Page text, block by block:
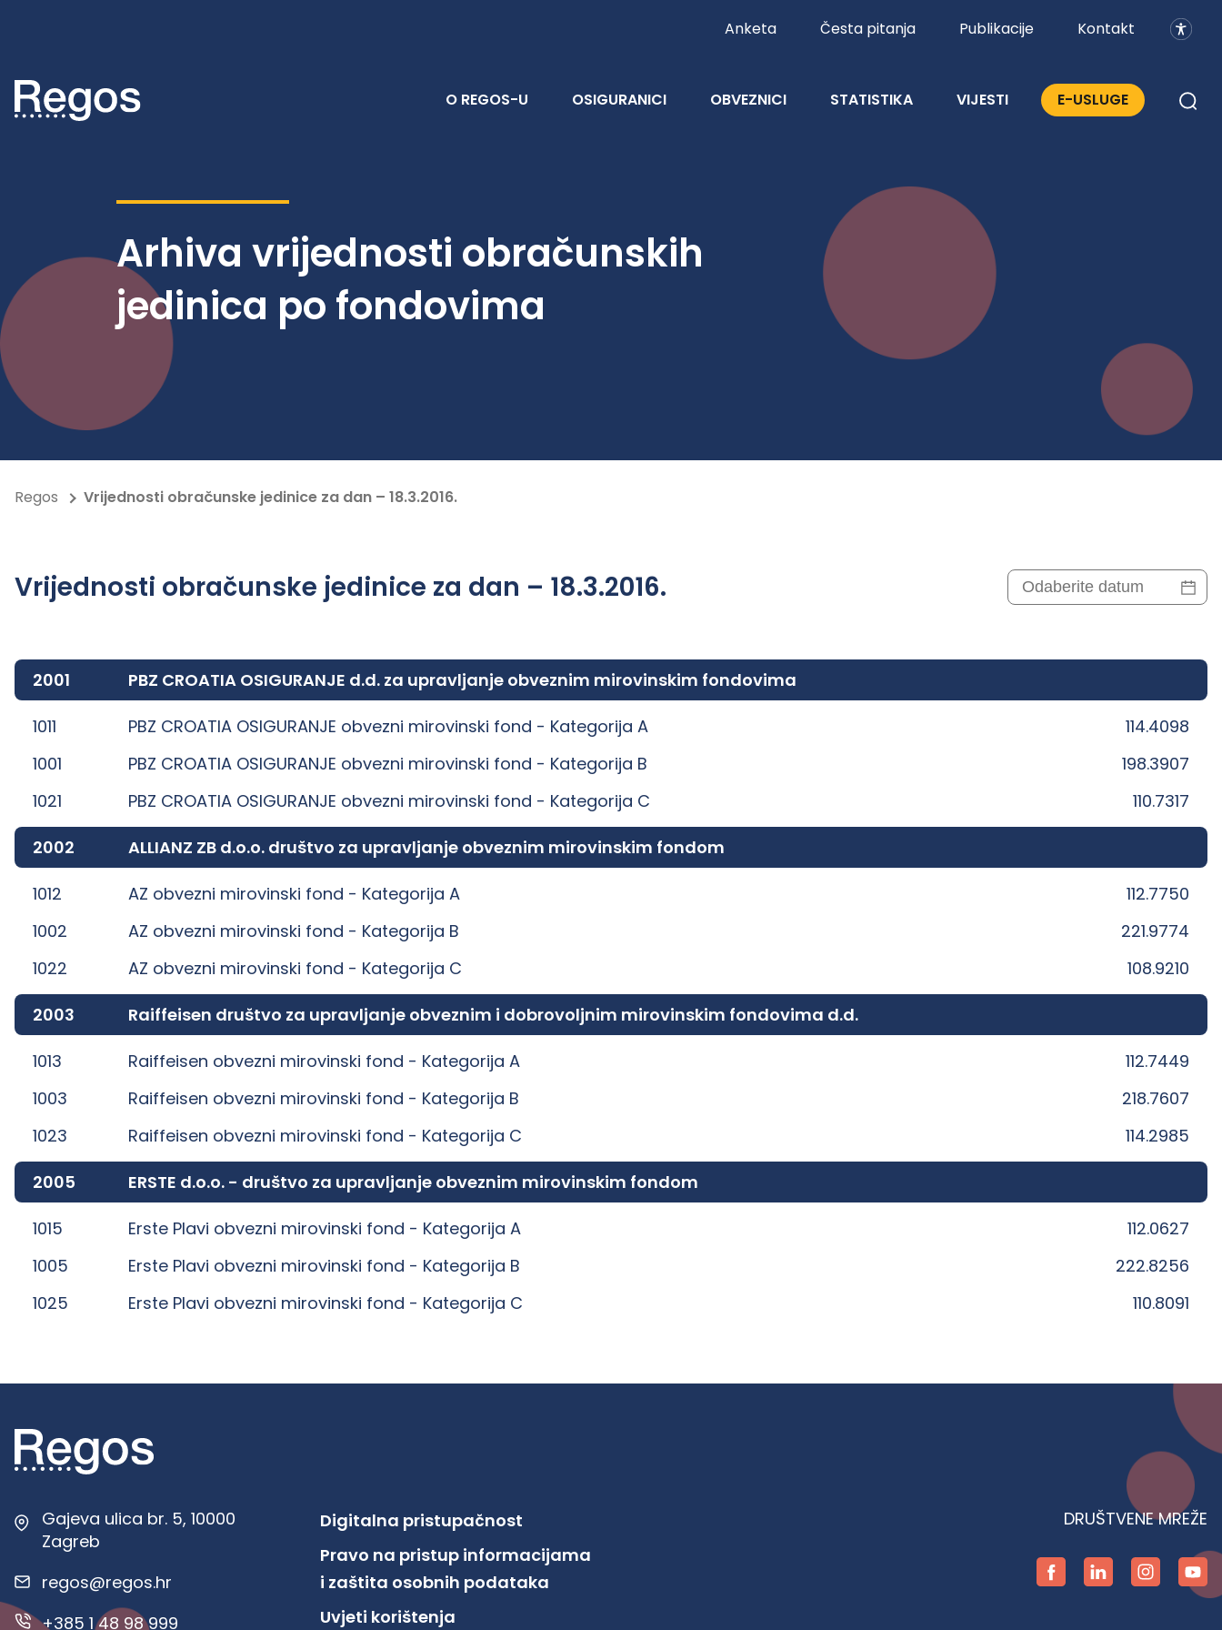
Anketa Česta pitanja Publikacije Kontakt
O REGOS-U OSIGURANICI OBVEZNICI STATISTIKA VIJESTI E-USLUGE
Arhiva vrijednosti obračunskih
jedinica po fondovima
Regos Vrijednosti obračunske jedinice za dan – 18.3.2016.
Vrijednosti obračunske jedinice za dan – 18.3.2016.
2001 PBZ CROATIA OSIGURANJE d.d. za upravljanje obveznim mirovinskim fondovima
1011 PBZ CROATIA OSIGURANJE obvezni mirovinski fond - Kategorija A
114.4098
1001
PBZ CROATIA OSIGURANJE obvezni mirovinski fond - Kategorija B
198.3907
1021
PBZ CROATIA OSIGURANJE obvezni mirovinski fond - Kategorija C 110.7317
2002 ALLIANZ ZB d.o.o. društvo za upravljanje obveznim mirovinskim fondom
1012 AZ obvezni mirovinski fond - Kategorija A
112.7750
1002
AZ obvezni mirovinski fond - Kategorija B
221.9774
1022
AZ obvezni mirovinski fond - Kategorija C 108.9210
2003 Raiffeisen društvo za upravljanje obveznim i dobrovoljnim mirovinskim fondovima d.d.
1013 Raiffeisen obvezni mirovinski fond - Kategorija A
112.7449
1003
Raiffeisen obvezni mirovinski fond - Kategorija B
218.7607
1023
Raiffeisen obvezni mirovinski fond - Kategorija C 114.2985
2005 ERSTE d.o.o. - društvo za upravljanje obveznim mirovinskim fondom
1015 Erste Plavi obvezni mirovinski fond - Kategorija A
112.0627
1005
Erste Plavi obvezni mirovinski fond - Kategorija B
222.8256
1025
Erste Plavi obvezni mirovinski fond - Kategorija C 110.8091
Gajeva ulica br. 5, 10000
Zagreb
regos@regos.hr
+385 1 48 98 999
Digitalna pristupačnost
Pravo na pristup informacijama
i zaštita osobnih podataka
Uvjeti korištenja
DRUŠTVENE MREŽE